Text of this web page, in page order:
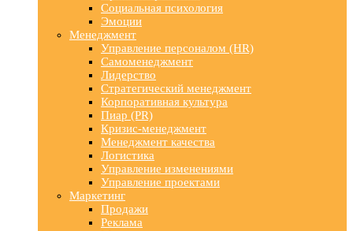
Социальная психология
Эмоции
Менеджмент
Управление персоналом (HR)
Самоменеджмент
Лидерство
Стратегический менеджмент
Корпоративная культура
Пиар (PR)
Кризис-менеджмент
Менеджмент качества
Логистика
Управление изменениями
Управление проектами
Маркетинг
Продажи
Реклама